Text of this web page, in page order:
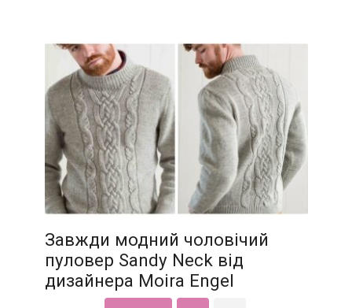
Завжди модний чоловічий
пуловер Sandy Neck від
дизайнера Moira Engel